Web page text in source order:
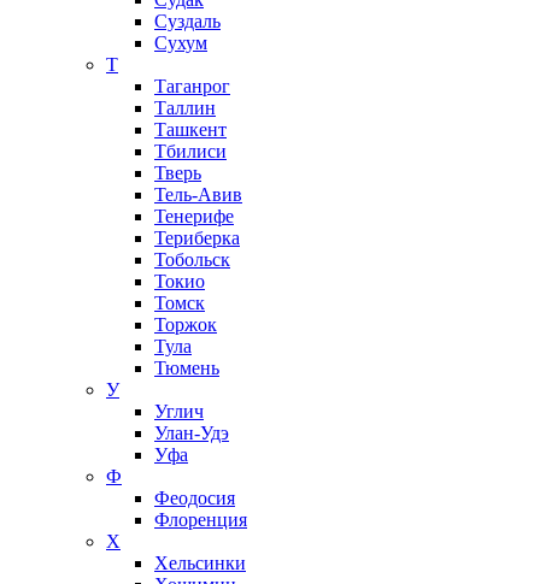
Суздаль
Сухум
Т
Таганрог
Таллин
Ташкент
Тбилиси
Тверь
Тель-Авив
Тенерифе
Териберка
Тобольск
Токио
Томск
Торжок
Тула
Тюмень
У
Углич
Улан-Удэ
Уфа
Ф
Феодосия
Флоренция
Х
Хельсинки